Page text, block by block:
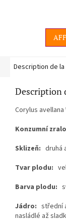
Description de
Description
Corylus avellana
Konzumní
Sklizeň: druhá
Tvar plodu:
Barva plodu:
Jádro: střední
nasládlé až